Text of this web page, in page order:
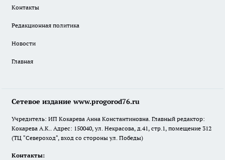
Контакты
Редакционная политика
Новости
Главная
Сетевое издание www.progorod76.ru
Учредитель: ИП Кокарева Анна Константиновна. Главный редактор:
Кокарева А.К.. Адрес: 150040, ул. Некрасова, д.41, стр.1, помещение 312
(ТЦ "Североход", вход со стороны ул. Победы)
Контакты: